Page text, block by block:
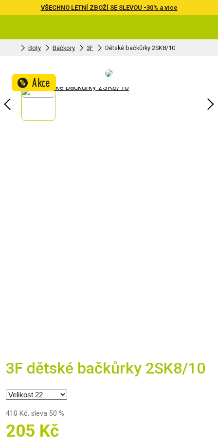
VŠECHNO LETNÍ ZBOŽÍ SE SLEVOU -30% a více
Boty Bačkory 3F Dětské bačkůrky 2SK8/10
% Akce
3F dětské bačkůrky 2SK8/10
410 Kč, sleva 50 %
205 Kč